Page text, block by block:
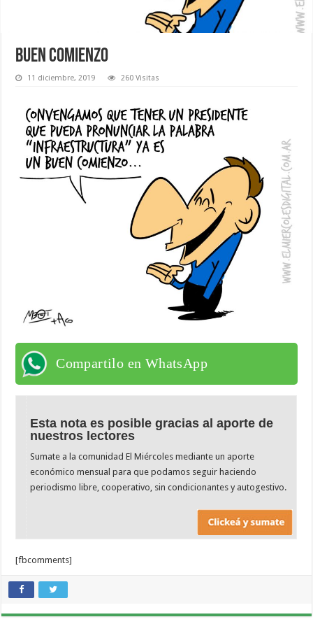
Buen comienzo
11 diciembre, 2019 260 Visitas
Compartilo en WhatsApp
Esta nota es posible gracias al aporte de
nuestros lectores
Sumate a la comunidad El Miércoles mediante un aporte
económico mensual para que podamos seguir haciendo
periodismo libre, cooperativo, sin condicionantes y autogestivo.
[fbcomments]